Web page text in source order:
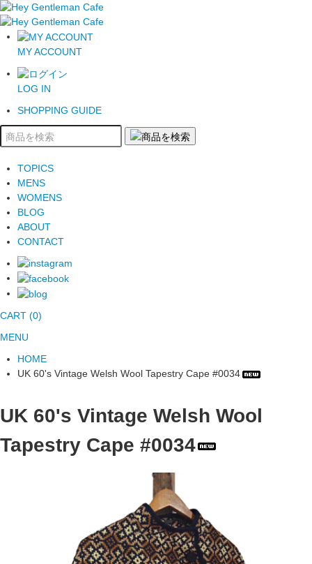
MY ACCOUNT
LOG IN
SHOPPING GUIDE
TOPICS
MENS
WOMENS
BLOG
ABOUT
CONTACT
CART (0)
MENU
HOME
UK 60's Vintage Welsh Wool Tapestry Cape #0034
UK 60's Vintage Welsh Wool
Tapestry Cape #0034